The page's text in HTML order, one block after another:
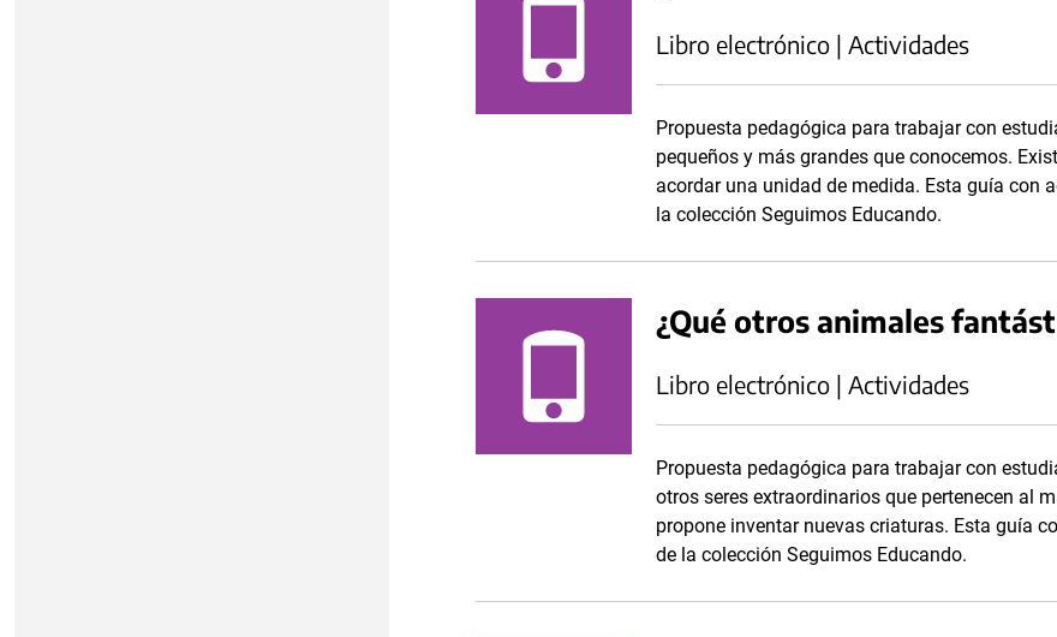
Libro electrónico | Actividades
Propuesta pedagógica para trabajar con
pequeños y más grandes que conocemos.
acordar una unidad de medida. Esta guía con
la colección Seguimos Educando.
¿Qué otros animales
Libro electrónico | Actividades
Propuesta pedagógica para trabajar con
otros seres extraordinarios que pertenecen al
propone inventar nuevas criaturas. Esta guía
de la colección Seguimos Educando.